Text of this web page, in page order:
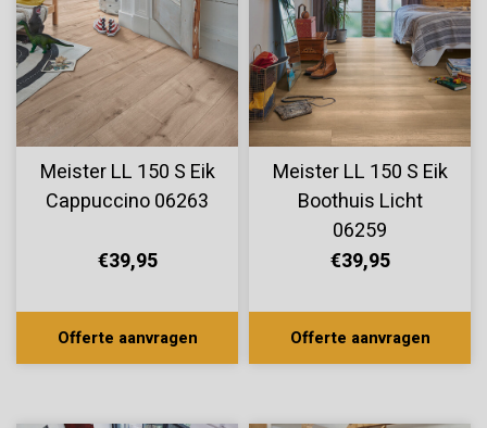
Meister LL 150 S Eik
Cappuccino 06263
€39,95
Offerte aanvragen
Meister LL 150 S Eik
Boothuis Licht
06259
€39,95
Offerte aanvragen